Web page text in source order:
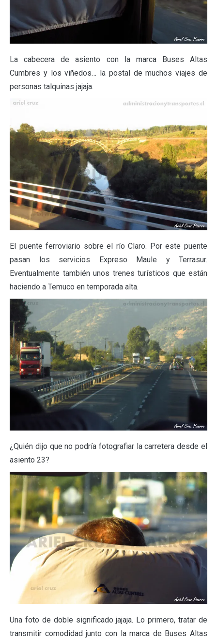
La cabecera de asiento con la marca Buses Altas
Cumbres y los viñedos… la postal de muchos viajes de
personas talquinas jajaja.
El puente ferroviario sobre el río Claro. Por este puente
pasan los servicios Expreso Maule y Terrasur.
Eventualmente también unos trenes turísticos que están
haciendo a Temuco en temporada alta.
¿Quién dijo que no podría fotografiar la carretera desde el
asiento 23?
Una foto de doble significado jajaja. Lo primero, tratar de
transmitir comodidad junto con la marca de Buses Altas